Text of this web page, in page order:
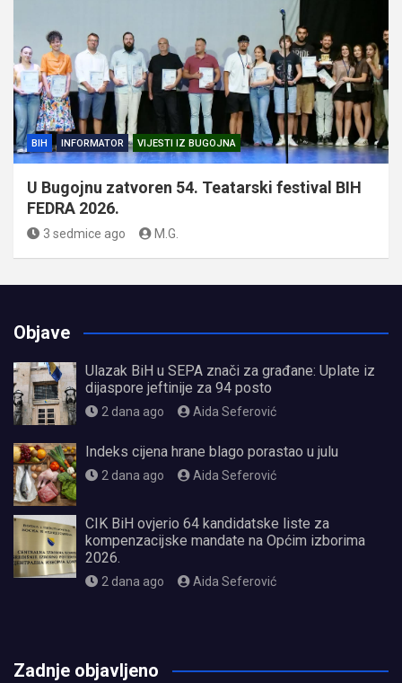
BIH INFORMATOR VIJESTI IZ BUGOJNA
U Bugojnu zatvoren 54. Teatarski festival BIH
FEDRA 2026.
3 sedmice ago M.G.
Objave
Ulazak BiH u SEPA znači za građane: Uplate iz
dijaspore jeftinije za 94 posto
2 dana ago Aida Seferović
Indeks cijena hrane blago porastao u julu
2 dana ago Aida Seferović
CIK BiH ovjerio 64 kandidatske liste za
kompenzacijske mandate na Općim izborima
2026.
2 dana ago Aida Seferović
Zadnje objavljeno